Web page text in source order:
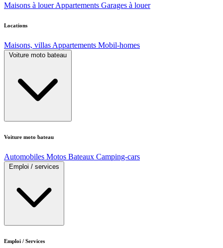
Maisons à louer Appartements Garages à louer
Locations
Maisons, villas Appartements Mobil-homes
Voiture moto bateau
Voiture moto bateau
Automobiles Motos Bateaux Camping-cars
Emploi / services
Emploi / Services